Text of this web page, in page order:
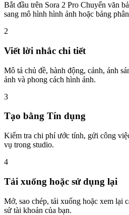
Bắt đầu trên Sora 2 Pro Chuyển văn
sang mô hình hình ảnh hoặc bảng
2
Viết lời nhắc chi tiết
Mô tả chủ đề, hành động, cảnh, ánh
ảnh và phong cách hình ảnh.
3
Tạo bằng Tín dụng
Kiểm tra chi phí ước tính, gửi công
vụ trong studio.
4
Tải xuống hoặc sử dụng lại
Mở, sao chép, tải xuống hoặc xem lại
sử tài khoản của bạn.